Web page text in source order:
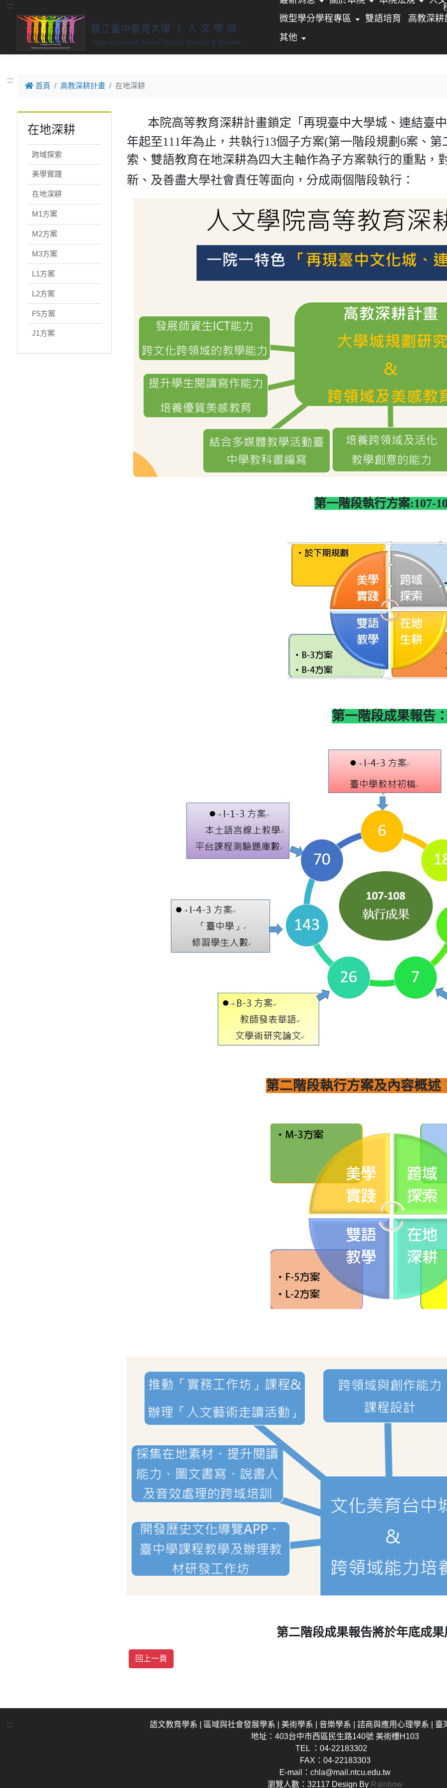
跳到主要內容
:::
微型學分學程專區
雙語培育
高教深耕
其他
:::
首頁 高教深耕計畫 在地深耕
在地深耕
跨域探索
美學實踐
在地深耕
M1方案
M2方案
M3方案
L1方案
L2方案
F5方案
J1方案
本院高等教育深耕計畫鎖定「再現臺中大學城、連結臺
年起至111年為止，共執行13個子方案(第一階段規劃6案、
索、雙語教育在地深耕為四大主軸作為子方案執行的重點，
新、及善盡大學社會責任等面向，分成兩個階段執行：
第一階段執行方案:107-
第一階段成果報告
第二階段執行方案及內容概述
第二階段成果報告將於年底成
::: 語文教育學系 區域與社會發展學系 美術學系 音樂學系 諮商與應用心理學系
臺
地址：403台中市西區民生路140號 美術樓H103
TEL ：04-22183302
FAX：04-22183303
E-mail：chla@mail.ntcu.edu.tw
瀏覽人數：32117 Design By Rainbow